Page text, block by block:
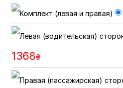
1368₴